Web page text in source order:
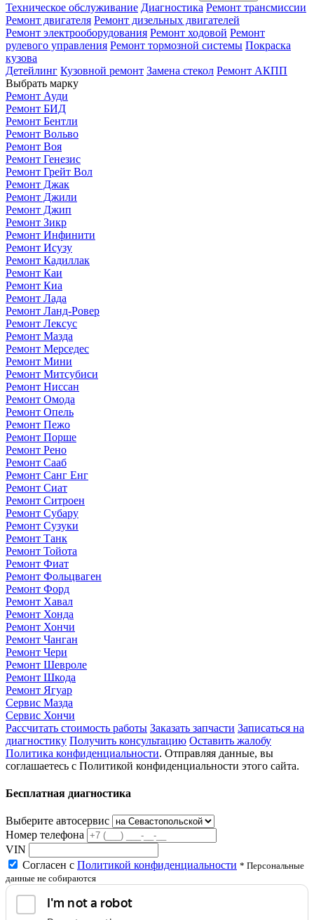
Техническое обслуживание Диагностика Ремонт трансмиссии
Ремонт двигателя Ремонт дизельных двигателей
Ремонт электрооборудования Ремонт ходовой Ремонт
рулевого управления Ремонт тормозной системы Покраска
кузова
Детейлинг Кузовной ремонт Замена стекол Ремонт АКПП
Выбрать марку
Ремонт Ауди
Ремонт БИД
Ремонт Бентли
Ремонт Вольво
Ремонт Воя
Ремонт Генезис
Ремонт Грейт Вол
Ремонт Джак
Ремонт Джили
Ремонт Джип
Ремонт Зикр
Ремонт Инфинити
Ремонт Исузу
Ремонт Кадиллак
Ремонт Каи
Ремонт Киа
Ремонт Лада
Ремонт Ланд-Ровер
Ремонт Лексус
Ремонт Мазда
Ремонт Мерседес
Ремонт Мини
Ремонт Митсубиси
Ремонт Ниссан
Ремонт Омода
Ремонт Опель
Ремонт Пежо
Ремонт Порше
Ремонт Рено
Ремонт Сааб
Ремонт Санг Енг
Ремонт Сиат
Ремонт Ситроен
Ремонт Субару
Ремонт Сузуки
Ремонт Танк
Ремонт Тойота
Ремонт Фиат
Ремонт Фольцваген
Ремонт Форд
Ремонт Хавал
Ремонт Хонда
Ремонт Хончи
Ремонт Чанган
Ремонт Чери
Ремонт Шевроле
Ремонт Шкода
Ремонт Ягуар
Сервис Мазда
Сервис Хончи
Рассчитать стоимость работы Заказать запчасти Записаться на
диагностику Получить консультацию Оставить жалобу
Политика конфиденциальности. Отправляя данные, вы
соглашаетесь с Политикой конфиденциальности этого сайта.
Бесплатная диагностика
Выберите автосервис
Номер телефона
VIN
Согласен с Политикой конфиденциальности * Персональные
данные не собираются